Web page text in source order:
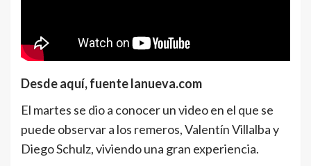
Desde aquí, fuente lanueva.com
El martes se dio a conocer un video en el que se
puede observar a los remeros, Valentín Villalba y
Diego Schulz, viviendo una gran experiencia.